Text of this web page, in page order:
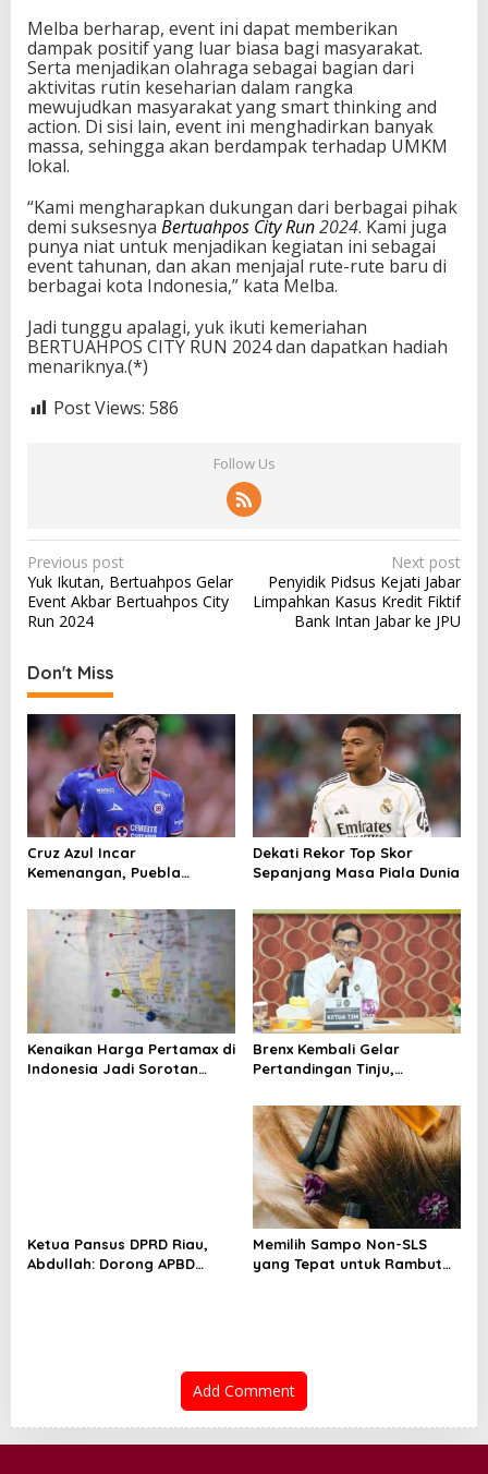
Melba berharap, event ini dapat memberikan
dampak positif yang luar biasa bagi masyarakat.
Serta menjadikan olahraga sebagai bagian dari
aktivitas rutin keseharian dalam rangka
mewujudkan masyarakat yang smart thinking and
action. Di sisi lain, event ini menghadirkan banyak
massa, sehingga akan berdampak terhadap UMKM
lokal.
“Kami mengharapkan dukungan dari berbagai pihak
demi suksesnya Bertuahpos City Run2024. Kami juga
punya niat untuk menjadikan kegiatan ini sebagai
event tahunan, dan akan menjajal rute-rute baru di
berbagai kota Indonesia,” kata Melba.
Jadi tunggu apalagi, yuk ikuti kemeriahan
BERTUAHPOS CITY RUN 2024 dan dapatkan hadiah
menariknya.(*)
Post Views: 586
Follow Us
P
o
s
n
a
v
i
g
a
t
n
Previous post
Yuk Ikutan, Bertuahpos Gelar
Event Akbar Bertuahpos City
Run 2024
Next post
Penyidik Pidsus Kejati Jabar
Limpahkan Kasus Kredit Fiktif
Bank Intan Jabar ke JPU
Don't Miss
Cruz Azul Incar
Kemenangan, Puebla
Pertahanan
Dekati Rekor Top Skor
Sepanjang Masa Piala Dunia
Kenaikan Harga Pertamax di
Indonesia Jadi Sorotan
Brenx Kembali Gelar
Pertandingan Tinju,
atas Pembinaan Atlet Muda
Ketua Pansus DPRD Riau,
Abdullah: Dorong APBD
Memilih Sampo Non-SLS
yang Tepat untuk Rambut
Add Comment